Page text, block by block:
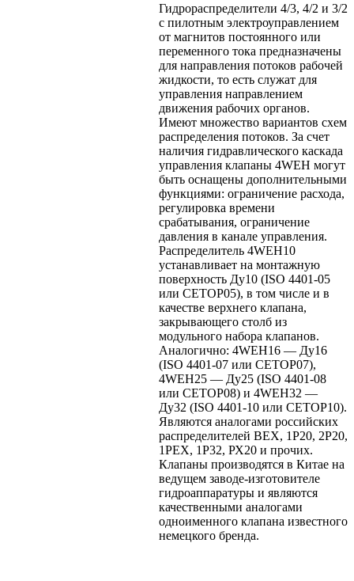
Гидрораспределители 4/3, 4/2 и 3/2
с пилотным электроуправлением
от магнитов постоянного или
переменного тока предназначены
для направления потоков рабочей
жидкости, то есть служат для
управления направлением
движения рабочих органов.
Имеют множество вариантов схем
распределения потоков. За счет
наличия гидравлического каскада
управления клапаны 4WEH могут
быть оснащены дополнительными
функциями: ограничение расхода,
регулировка времени
срабатывания, ограничение
давления в канале управления.
Распределитель 4WEH10
устанавливает на монтажную
поверхность Ду10 (ISO 4401-05
или CETOP05), в том числе и в
качестве верхнего клапана,
закрывающего столб из
модульного набора клапанов.
Аналогично: 4WEH16 — Ду16
(ISO 4401-07 или CETOP07),
4WEH25 — Ду25 (ISO 4401-08
или CETOP08) и 4WEH32 —
Ду32 (ISO 4401-10 или CETOP10).
Являются аналогами российских
распределителей ВЕХ, 1Р20, 2Р20,
1РЕХ, 1Р32, РХ20 и прочих.
Клапаны производятся в Китае на
ведущем заводе-изготовителе
гидроаппаратуры и являются
качественными аналогами
одноименного клапана известного
немецкого бренда.